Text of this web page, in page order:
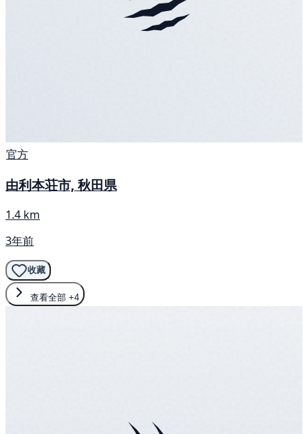
官方
由利本荘市, 秋田県
1.4 km
3年前
收藏
查看全部 +4